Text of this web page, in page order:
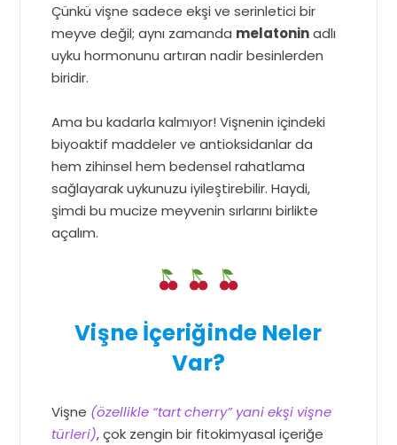
Çünkü vişne sadece ekşi ve serinletici bir
meyve değil; aynı zamanda melatoninadlı
uyku hormonunu artıran nadir besinlerden
biridir.
Ama bu kadarla kalmıyor! Vişnenin içindeki
biyoaktif maddeler ve antioksidanlar da
hem zihinsel hem bedensel rahatlama
sağlayarak uykunuzu iyileştirebilir. Haydi,
şimdi bu mucize meyvenin sırlarını birlikte
açalım.
Vişne İçeriğinde Neler
Var?
Vişne (özellikle “tart cherry” yani ekşi vişne
türleri), çok zengin bir fitokimyasal içeriğe